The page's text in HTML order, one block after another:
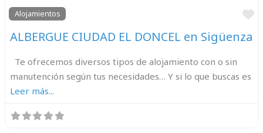
Alojamientos
ALBERGUE CIUDAD EL DONCEL en Sigüenza
Te ofrecemos diversos tipos de alojamiento con o sin
manutención según tus necesidades… Y si lo que buscas es
Leer más...